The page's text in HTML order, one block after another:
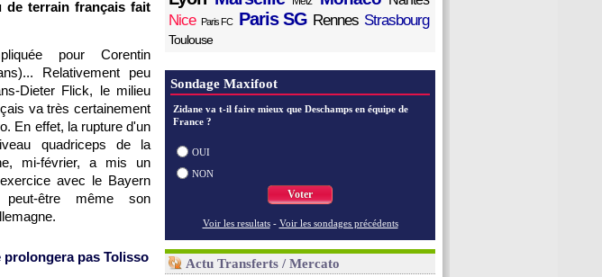
de terrain français fait
pour Corentin
Relativement peu
Dieter Flick, le milieu
va très certainement
En effet, la rupture d'un
quadriceps de la
mi-février, a mis un
avec le Bayern
être même son
prolongera pas Tolisso
Nice Paris FC Paris SG Rennes Strasbourg
Toulouse
Sondage Maxifoot
Zidane va t-il faire mieux que Deschamps en équipe de
France ?
OUI
NON
Voter
Voir les resultats - Voir les sondages précédents
Actu Transferts / Mercato